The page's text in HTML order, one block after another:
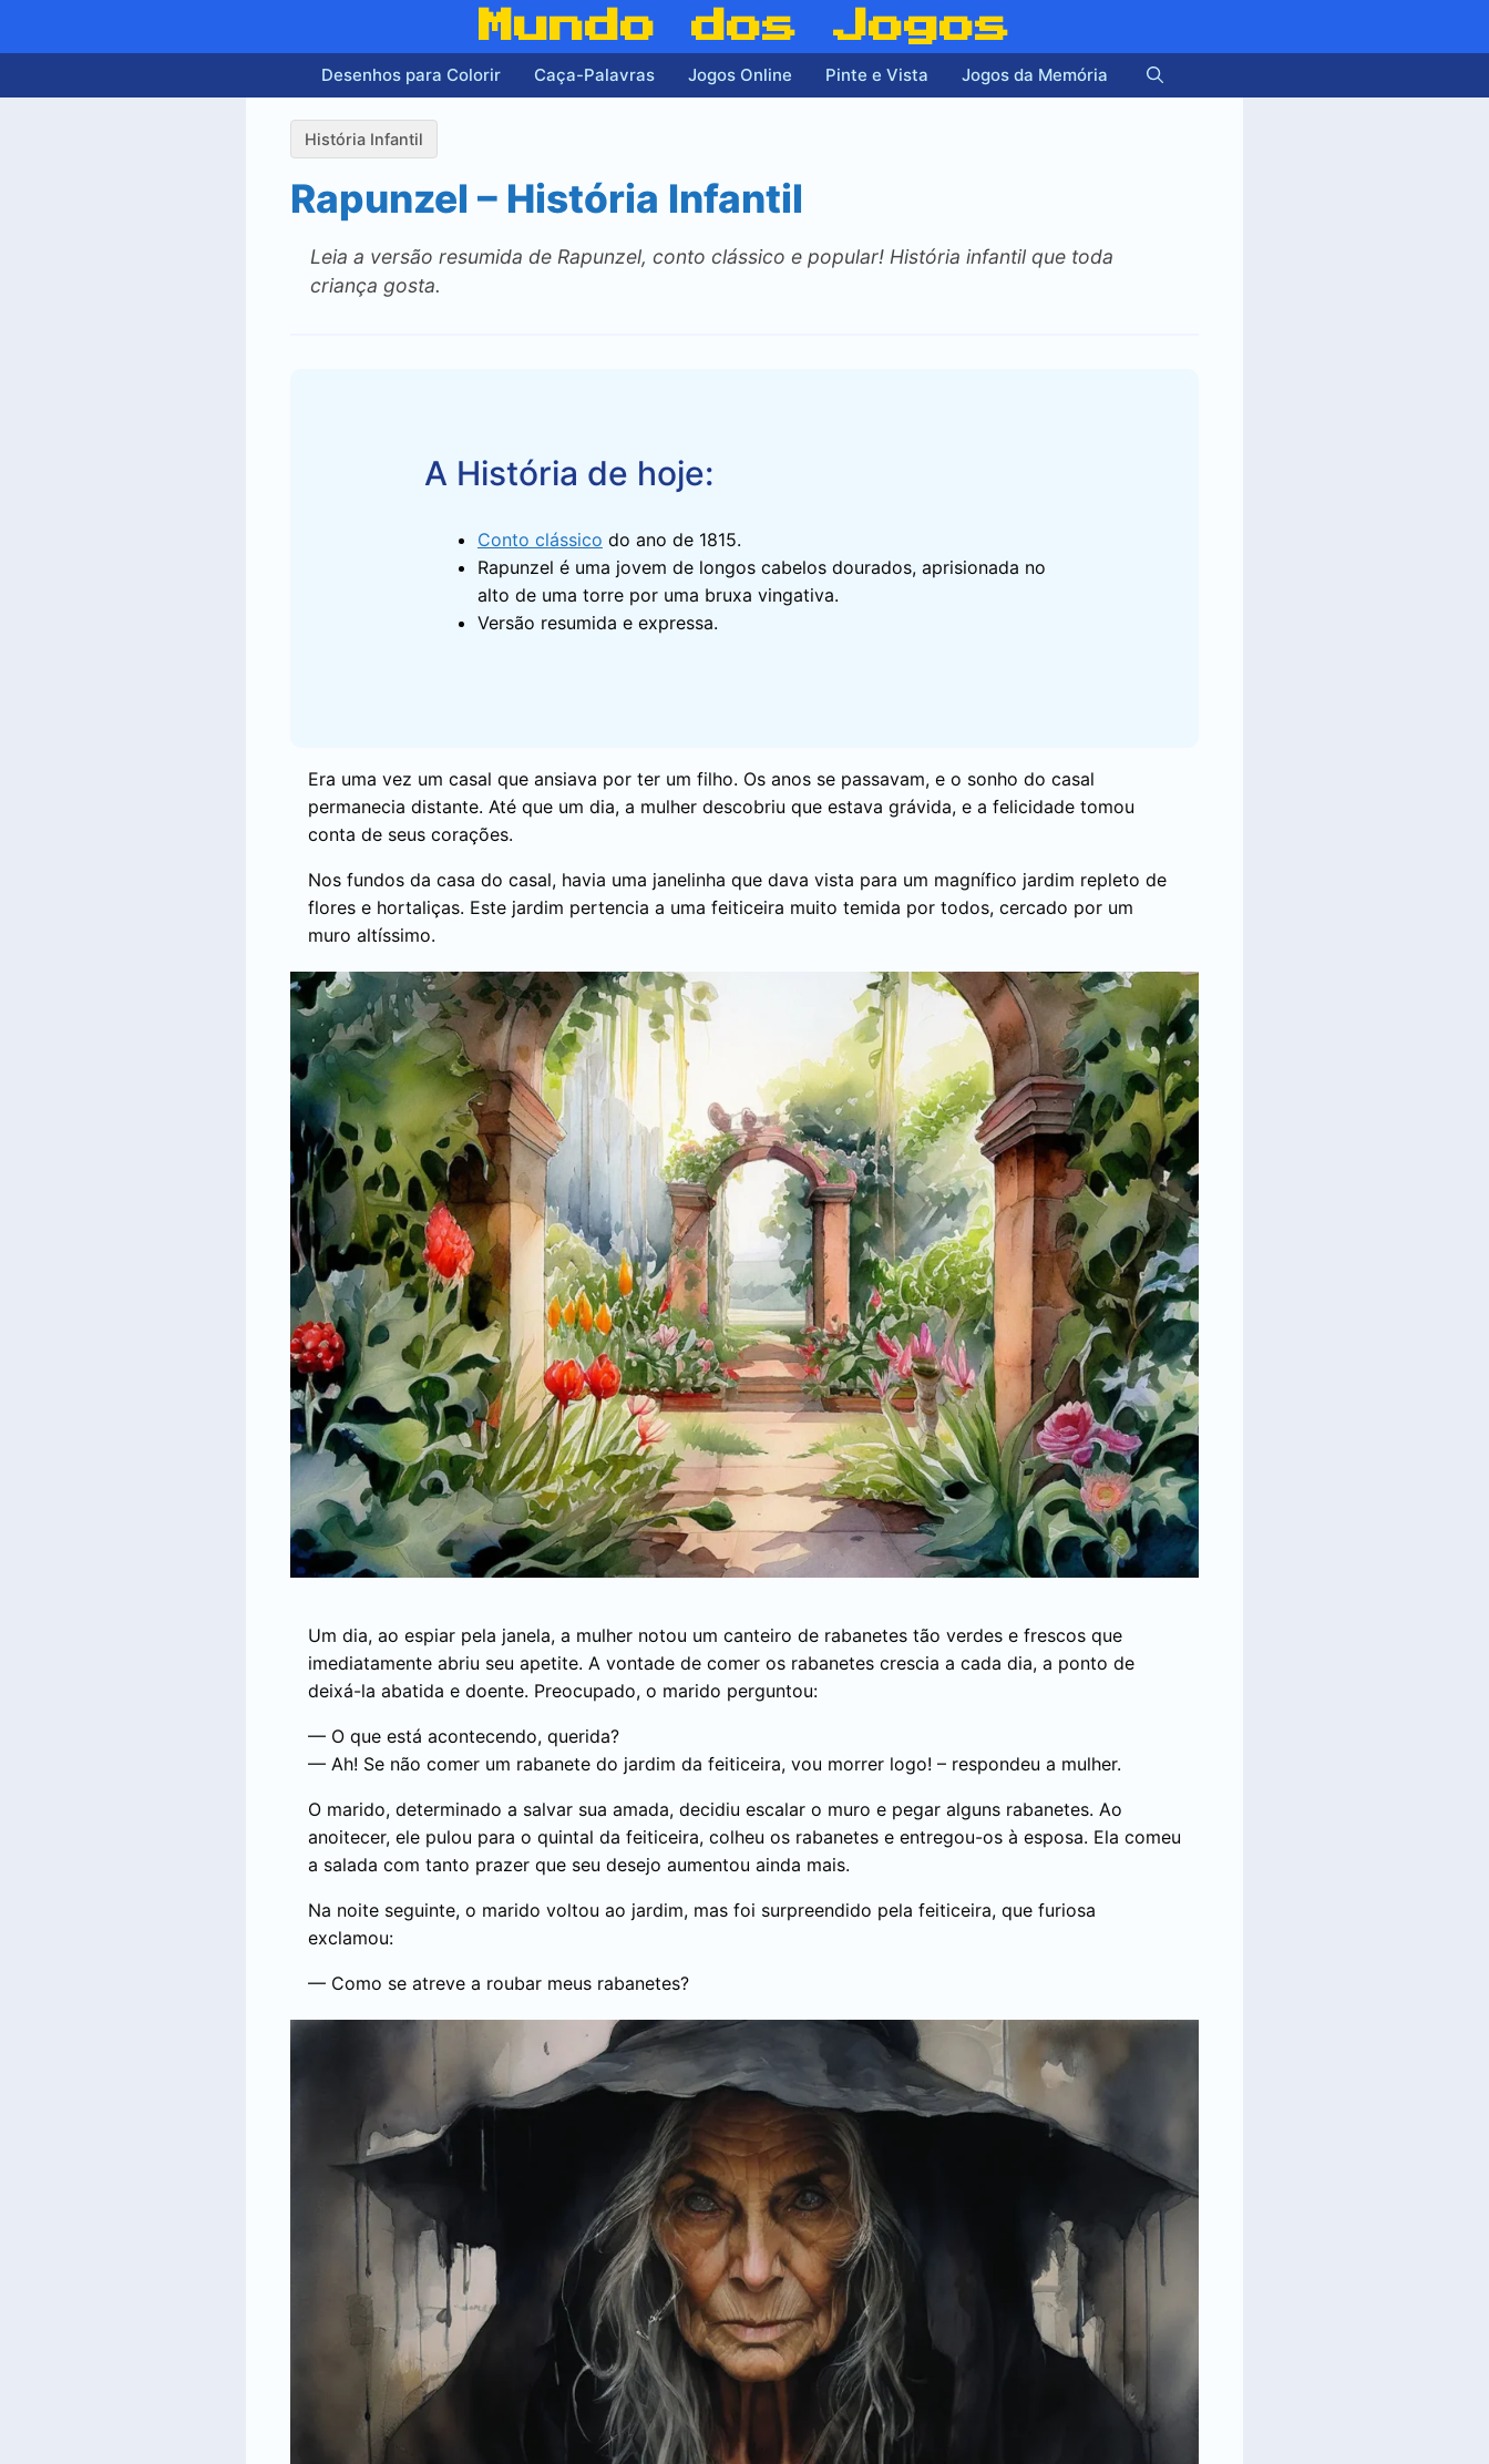
conteúdo
Mundo dos Jogos
Desenhos para Colorir Caça-Palavras Jogos Online Pinte e Vista Jogos da Memória
História Infantil
Rapunzel – História Infantil
Leia a versão resumida de Rapunzel, conto clássico e popular! História infantil que toda
criança gosta.
A História de hoje:
Conto clássico do ano de 1815.
Rapunzel é uma jovem de longos cabelos dourados, aprisionada no
alto de uma torre por uma bruxa vingativa.
Versão resumida e expressa.
Era uma vez um casal que ansiava por ter um filho. Os anos se passavam, e o sonho do casal
permanecia distante. Até que um dia, a mulher descobriu que estava grávida, e a felicidade tomou
conta de seus corações.
Nos fundos da casa do casal, havia uma janelinha que dava vista para um magnífico jardim repleto de
flores e hortaliças. Este jardim pertencia a uma feiticeira muito temida por todos, cercado por um
muro altíssimo.
Um dia, ao espiar pela janela, a mulher notou um canteiro de rabanetes tão verdes e frescos que
imediatamente abriu seu apetite. A vontade de comer os rabanetes crescia a cada dia, a ponto de
deixá-la abatida e doente. Preocupado, o marido perguntou:
— O que está acontecendo, querida?
— Ah! Se não comer um rabanete do jardim da feiticeira, vou morrer logo! – respondeu a mulher.
O marido, determinado a salvar sua amada, decidiu escalar o muro e pegar alguns rabanetes. Ao
anoitecer, ele pulou para o quintal da feiticeira, colheu os rabanetes e entregou-os à esposa. Ela comeu
a salada com tanto prazer que seu desejo aumentou ainda mais.
Na noite seguinte, o marido voltou ao jardim, mas foi surpreendido pela feiticeira, que furiosa
exclamou:
— Como se atreve a roubar meus rabanetes?